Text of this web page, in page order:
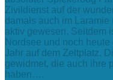
Zivildienst auf der
damals auch im Laramie
aktiv gewesen. Seitdem
Nordsee und noch
Jahr auf dem Zeltplatz.
gewidmet, die auch ihre
haben….